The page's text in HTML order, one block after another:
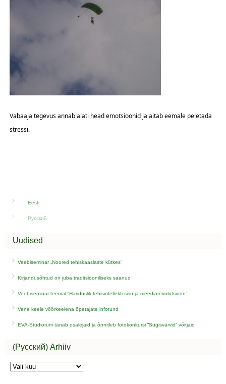
Vabaaja tegevus annab alati head emotsioonid ja aitab eemale peletada
stressi.
Eesti
Русский
Uudised
Veebiseminar „Noored tehiskaaslaste kütkes“
Kirjandusõhtud on juba traditsiooniliseks saanud
Veebiseminar teemal “Hariduslik tehisintellekti sisu ja meediarevolutsioon”.
Vene keele võõrkeelena õpetajate infotund
EVA-Studiorum tänab osalejaid ja õnnitleb fotokonkursi “Sügisvärvid” võitjaid
(Русский) Arhiiv